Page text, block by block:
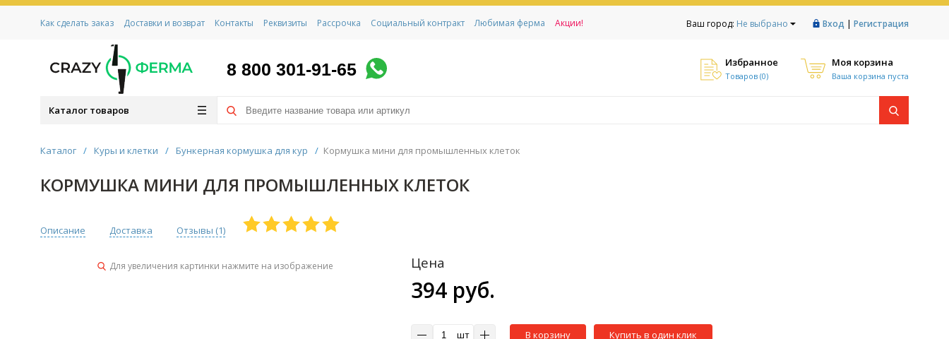
Ваш город: Не выбрано Вход | Регистрация
Как сделать заказ Доставки и возврат Контакты Реквизиты Рассрочка Социальный контракт Любимая ферма Акции!
8 800 301-91-65 Избранное
Товаров (0)
Моя корзина
Ваша корзина пуста
Каталог товаров
Каталог / Куры и клетки / Бункерная кормушка для кур / Кормушка мини для промышленных клеток
КОРМУШКА МИНИ ДЛЯ ПРОМЫШЛЕННЫХ КЛЕТОК
Описание Доставка Отзывы (1)
Для увеличения картинки нажмите на изображение Цена
394 руб.
шт В корзину Купить в один клик